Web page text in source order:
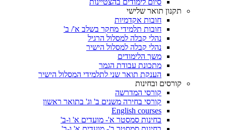
סיום לימודים בהצטיינות
תקנון תואר שלישי
חובות אקדמיות
חובות תלמידי מחקר בשלב א'/ ב'
נהלי קבלה למסלול הרגיל
נהלי קבלה למסלול הישיר
משך הלימודים
מתכונת עבודת הגמר
הענקת תואר שני לתלמידי המסלול הישיר
קורסים ובחינות
קורסי המדרשה
קורסי בחירה משנים ב' וג' בתואר ראשון
English courses
בחינות סמסטר א'- מועדים א' ו-ב'